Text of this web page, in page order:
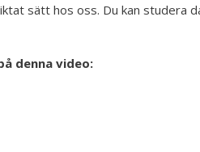
sätt hos oss. Du kan studera
denna video: